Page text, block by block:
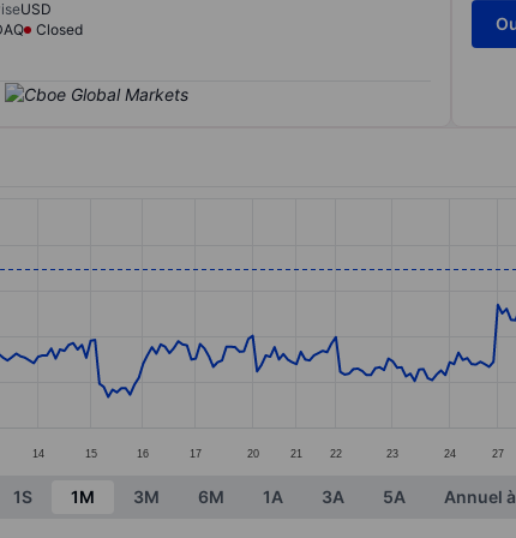
USD
Closed
displaying values. Data ranges from 24.27 to 28.73.
14 15 16 17 20 21 22 23 24 27
1S 1M 3M 6M 1A 3A 5A Annuel